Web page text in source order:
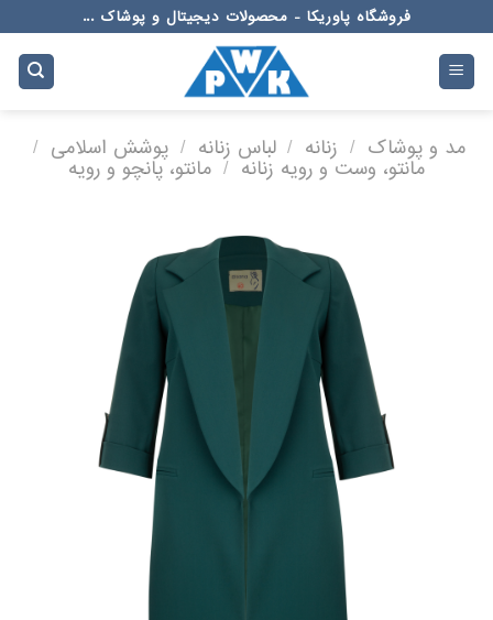
to
content
فروشگاه پاوریکا - محصولات دیجیتال و پوشاک ...
مد و پوشاک / زنانه / لباس زنانه / پوشش اسلامی /
مانتو، وست و رویه زنانه / مانتو، پانچو و رویه